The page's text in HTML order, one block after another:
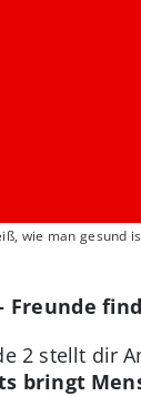
wie man gesund
Freunde
2 stellt dir
bringt